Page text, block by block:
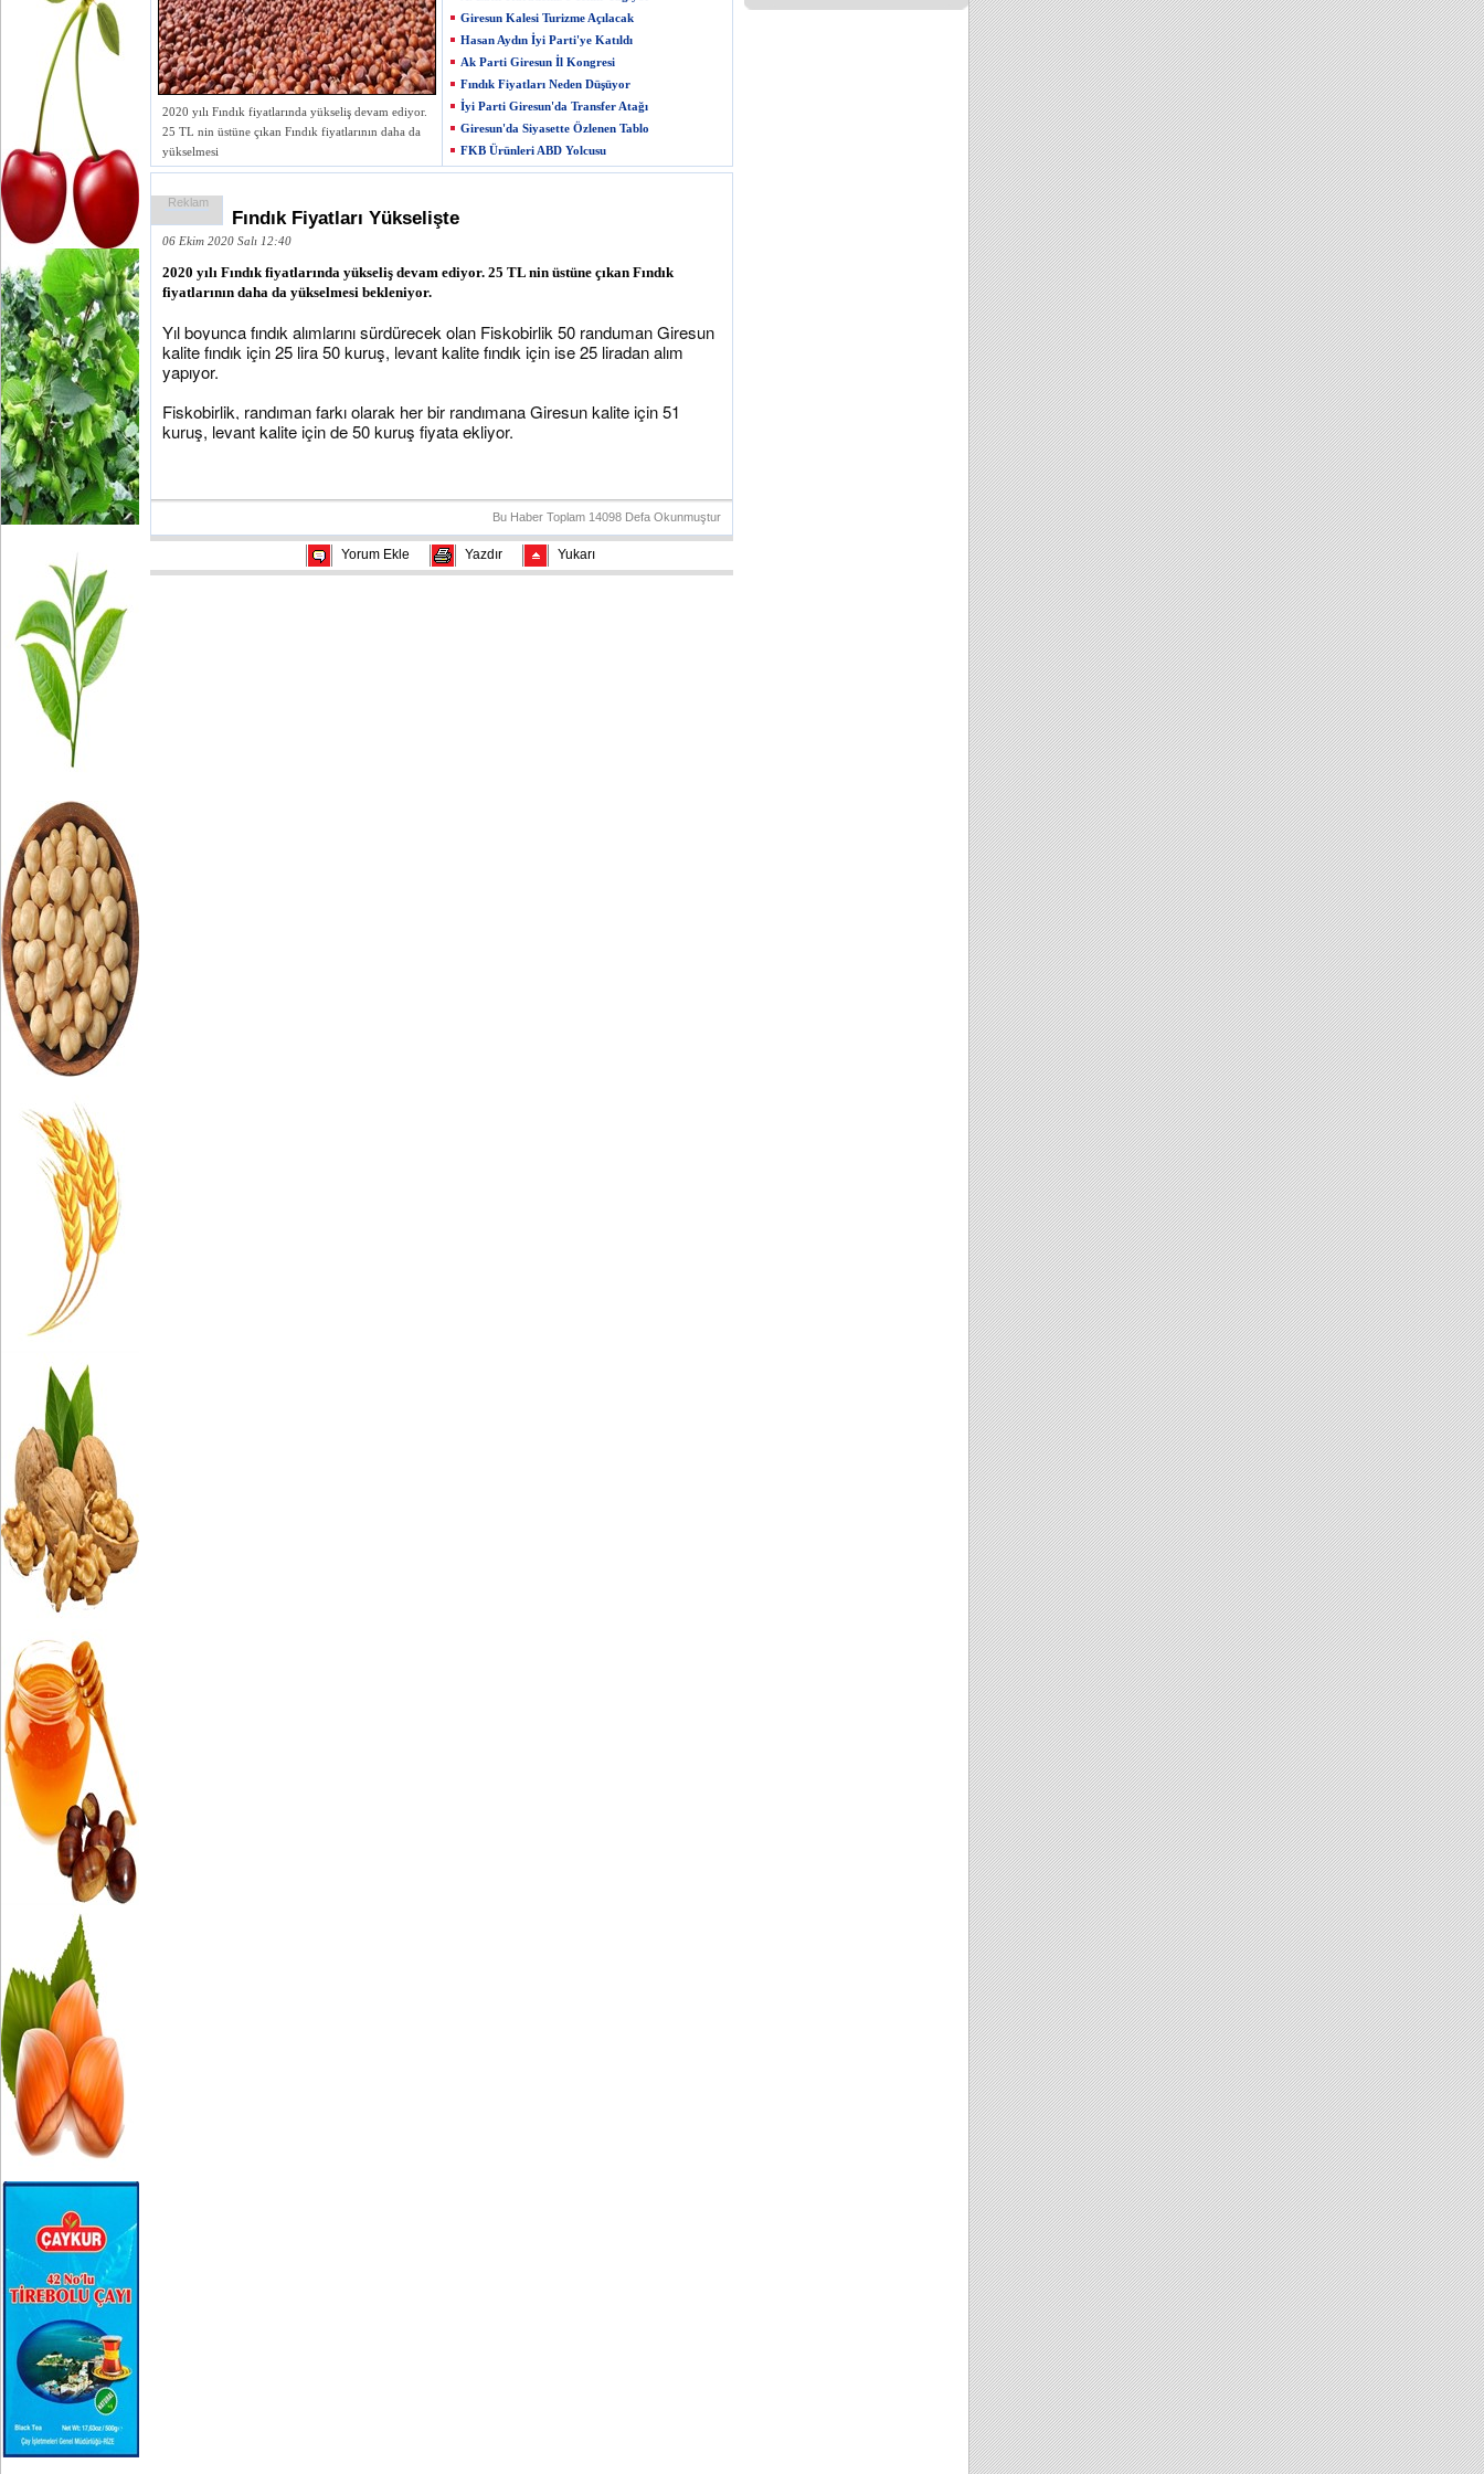
2020 yılı Fındık fiyatlarında yükseliş devam ediyor.
25 TL nin üstüne çıkan Fındık fiyatlarının daha da
yükselmesi
Giresun Kalesi Turizme Açılacak
Hasan Aydın İyi Parti'ye Katıldı
Ak Parti Giresun İl Kongresi
Fındık Fiyatları Neden Düşüyor
İyi Parti Giresun'da Transfer Atağı
Giresun'da Siyasette Özlenen Tablo
FKB Ürünleri ABD Yolcusu
Reklam
Fındık Fiyatları Yükselişte
06 Ekim 2020 Salı 12:40
2020 yılı Fındık fiyatlarında yükseliş devam ediyor. 25 TL nin üstüne çıkan Fındık
fiyatlarının daha da yükselmesi bekleniyor.
Yıl boyunca fındık alımlarını sürdürecek olan Fiskobirlik 50 randuman Giresun
kalite fındık için 25 lira 50 kuruş, levant kalite fındık için ise 25 liradan alım
yapıyor.
Fiskobirlik, randıman farkı olarak her bir randımana Giresun kalite için 51
kuruş, levant kalite için de 50 kuruş fiyata ekliyor.
Bu Haber Toplam 14098 Defa Okunmuştur
Yorum Ekle Yazdır Yukarı